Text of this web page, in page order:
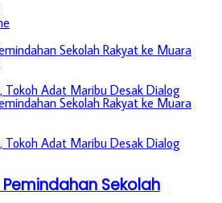
Sekolah